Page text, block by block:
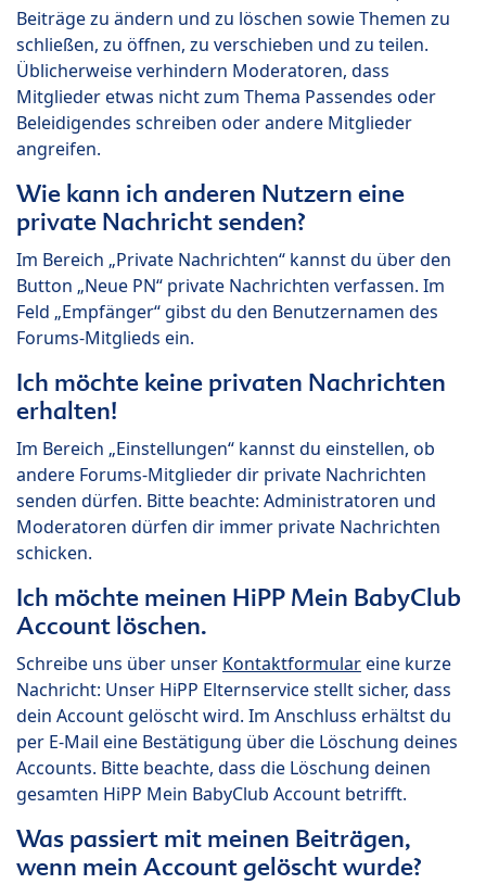
Beiträge zu ändern und zu löschen sowie Themen zu
schließen, zu öffnen, zu verschieben und zu teilen.
Üblicherweise verhindern Moderatoren, dass
Mitglieder etwas nicht zum Thema Passendes oder
Beleidigendes schreiben oder andere Mitglieder
angreifen.
Wie kann ich anderen Nutzern eine
private Nachricht senden?
Im Bereich „Private Nachrichten“ kannst du über den
Button „Neue PN“ private Nachrichten verfassen. Im
Feld „Empfänger“ gibst du den Benutzernamen des
Forums-Mitglieds ein.
Ich möchte keine privaten Nachrichten
erhalten!
Im Bereich „Einstellungen“ kannst du einstellen, ob
andere Forums-Mitglieder dir private Nachrichten
senden dürfen. Bitte beachte: Administratoren und
Moderatoren dürfen dir immer private Nachrichten
schicken.
Ich möchte meinen HiPP Mein BabyClub
Account löschen.
Schreibe uns über unser Kontaktformulareine kurze
Nachricht: Unser HiPP Elternservice stellt sicher, dass
dein Account gelöscht wird. Im Anschluss erhältst du
per E-Mail eine Bestätigung über die Löschung deines
Accounts. Bitte beachte, dass die Löschung deinen
gesamten HiPP Mein BabyClub Account betrifft.
Was passiert mit meinen Beiträgen,
wenn mein Account gelöscht wurde?